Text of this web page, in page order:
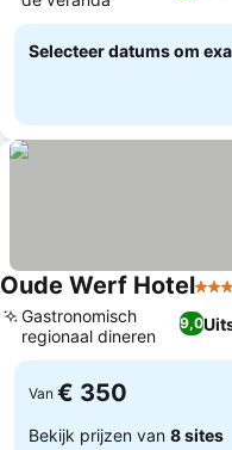
Selecteer datums om
Oude Werf Hotel4
9,0
Gastronomisch
regionaal dineren
Van € 350
Bekijk prijzen van 8 sites